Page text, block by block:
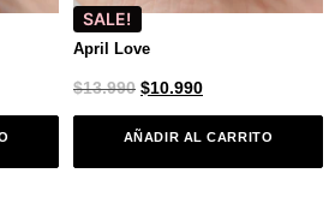
SALE!
April Love
$13.990 $10.990
AÑADIR AL CARRITO